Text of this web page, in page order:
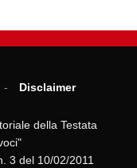
Disclaimer
della Testata
3 del 10/02/2011